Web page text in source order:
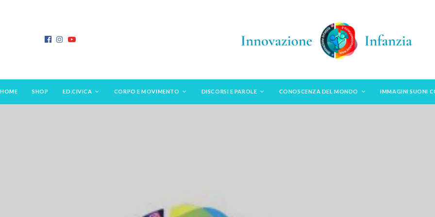
HOME SHOP ED.CIVICA CORPO E MOVIMENTO DISCORSI E PAROLE CONOSCENZA DEL MONDO IMMAGINI SUONI